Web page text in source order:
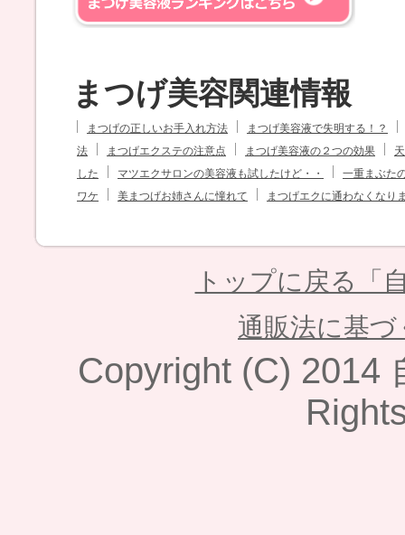
まつげ美容関連情報
まつげの正しいお手入れ方法
まつげ美容液で失明する！？
法
まつげエクステの注意点 まつげ美容液の２つの効果
した
マツエクサロンの美容液も試したけど・・
一重まぶた
ワケ
美まつげお姉さんに憧れて まつげエクに通わなくなり
トップに戻る「
通販法に基づ
Copyright (C) 2014